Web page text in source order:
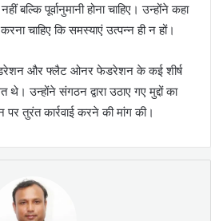
बल्कि पूर्वानुमानी होना चाहिए। उन्होंने कहा
चाहिए कि समस्याएं उत्पन्न ही न हों।
और फ्लैट ओनर फेडरेशन के कई शीर्ष
उन्होंने संगठन द्वारा उठाए गए मुद्दों का
तुरंत कार्रवाई करने की मांग की।